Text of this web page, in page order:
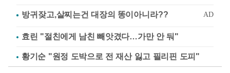
효린 "절친에게 남친 빼앗겼다…가만 안 둬"
황기순 "원정 도박으로 전 재산 잃고 필리핀 도피"